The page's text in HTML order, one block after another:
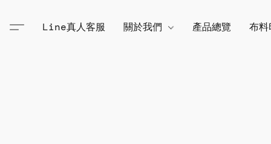
Line真人客服 關於我們 產品總覽 布